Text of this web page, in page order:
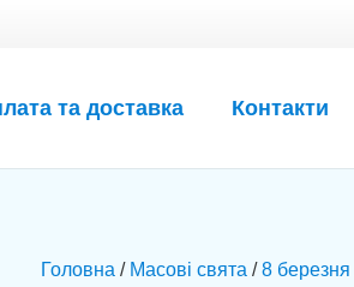
та доставка Контакти
Головна / Масові свята /8 березня